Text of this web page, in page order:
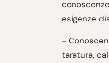
esigenze
-
taratura,